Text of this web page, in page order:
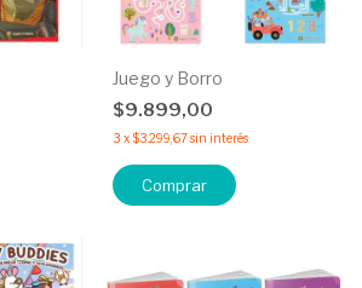
Juego y Borro
$9.899,00
3 x$3.299,67sin interés
Comprar